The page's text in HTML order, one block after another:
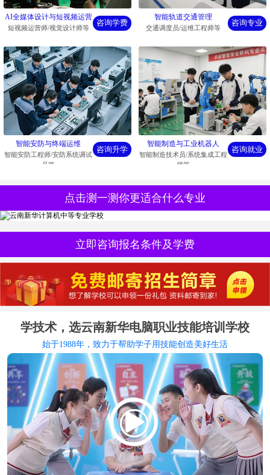
AI全媒体设计与短视频运营
短视频运营师/视觉设计师等
咨询学费
智能轨道交通管理
交通调度员/运维工程师等
咨询专业
智能安防与终端运维
智能安防工程师/安防系统调试
员等
咨询升学
智能制造与工业机器人
智能制造技术员/系统集成工程
师等
咨询就业
点击测一测你更适合什么专业
立即咨询报名条件及学费
学技术，选云南新华电脑职业技能培训学校
始于1988年，致力于帮助学子用技能创造美好生活